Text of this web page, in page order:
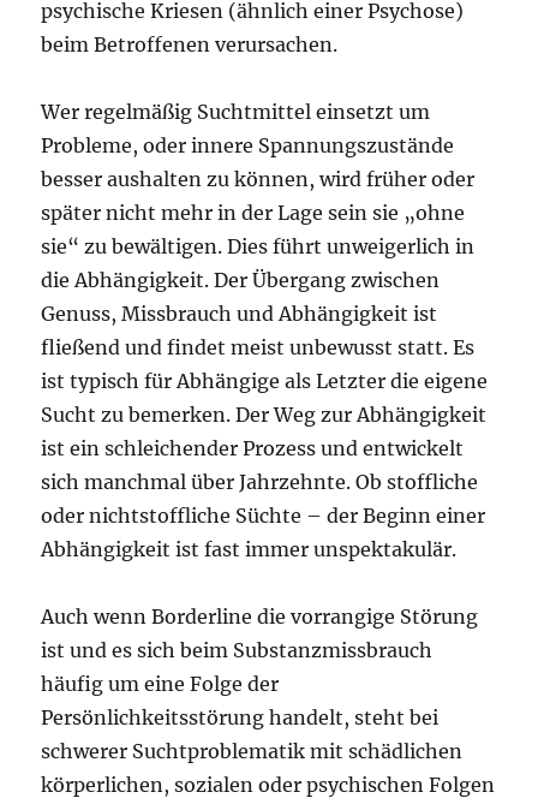
psychische Kriesen (ähnlich einer Psychose)
beim Betroffenen verursachen.
Wer regelmäßig Suchtmittel einsetzt um
Probleme, oder innere Spannungszustände
besser aushalten zu können, wird früher oder
später nicht mehr in der Lage sein sie „ohne
sie“ zu bewältigen. Dies führt unweigerlich in
die Abhängigkeit. Der Übergang zwischen
Genuss, Missbrauch und Abhängigkeit ist
fließend und findet meist unbewusst statt. Es
ist typisch für Abhängige als Letzter die eigene
Sucht zu bemerken. Der Weg zur Abhängigkeit
ist ein schleichender Prozess und entwickelt
sich manchmal über Jahrzehnte. Ob stoffliche
oder nichtstoffliche Süchte – der Beginn einer
Abhängigkeit ist fast immer unspektakulär.
Auch wenn Borderline die vorrangige Störung
ist und es sich beim Substanzmissbrauch
häufig um eine Folge der
Persönlichkeitsstörung handelt, steht bei
schwerer Suchtproblematik mit schädlichen
körperlichen, sozialen oder psychischen Folgen